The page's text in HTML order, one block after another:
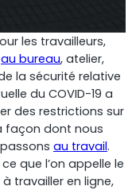
les travailleurs,
au bureau, atelier,
la sécurité relative
du COVID-19 a
des restrictions sur
façon dont nous
au travail.
que l’on appelle le
travailler en ligne,